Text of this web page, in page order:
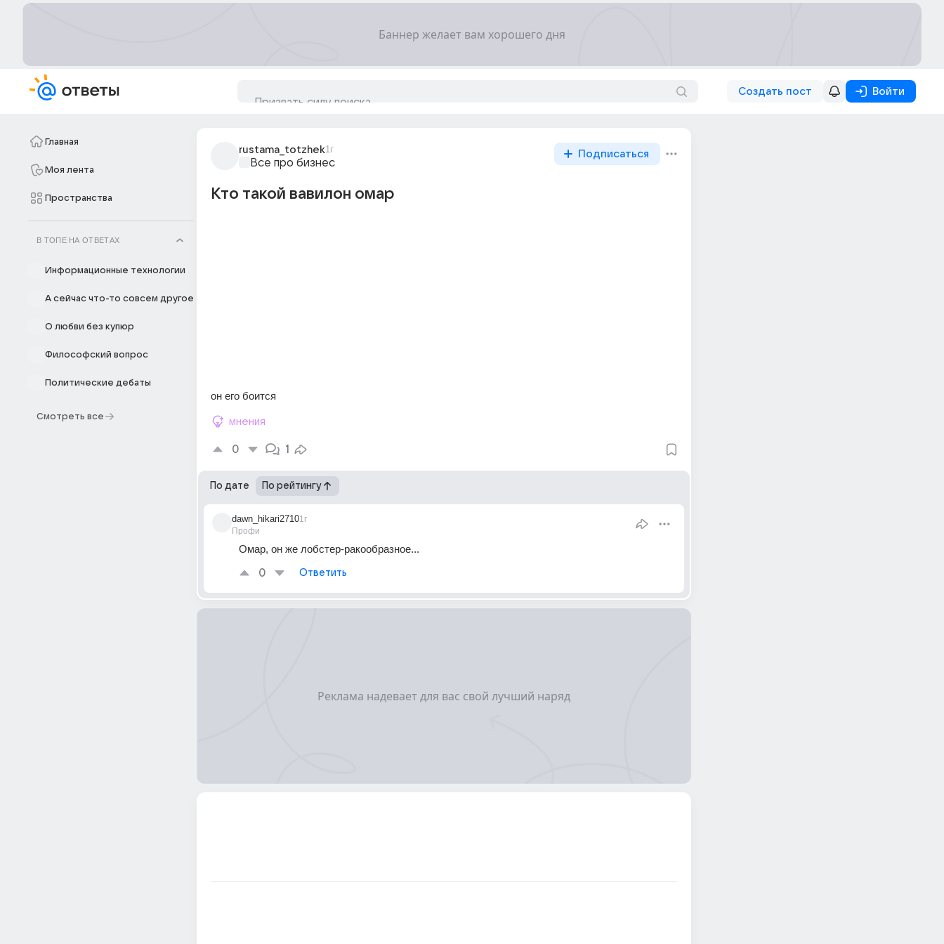
Создать пост Войти
Главная
Моя лента
Пространства
В ТОПЕ НА ОТВЕТАХ
Информационные технологии
А сейчас что-то совсем другое
О любви без купюр
Философский вопрос
Политические дебаты
Смотреть все
rustama_totzhek1г
Все про бизнес
Подписаться
Кто такой вавилон омар
он его боится
мнения
0 1
По дате По рейтингу
dawn_hikari2710
Профи
1г
Омар, он же лобстер-ракообразное...
0 Ответить